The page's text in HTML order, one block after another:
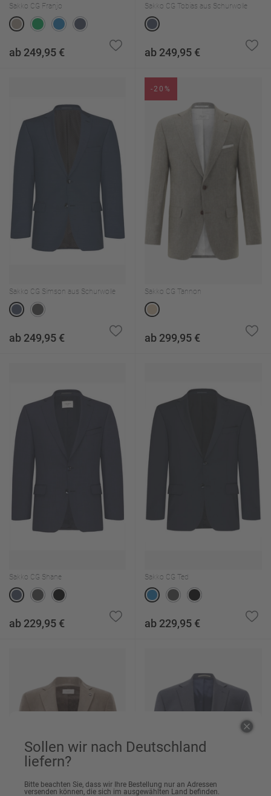
Sakko CG Franjo
ab 249,95 €
Sakko CG Tobias aus Schurwolle
ab 249,95 €
Sakko CG Simson aus Schurwolle
ab 249,95 €
-20%
Sakko CG Tannon
ab 299,95 €
Sakko CG Shane
ab 229,95 €
Sakko CG Ted
ab 229,95 €
Sollen wir nach Deutschland
liefern?
Bitte beachten Sie, dass wir Ihre Bestellung nur an Adressen
versenden können, die sich im ausgewählten Land befinden.